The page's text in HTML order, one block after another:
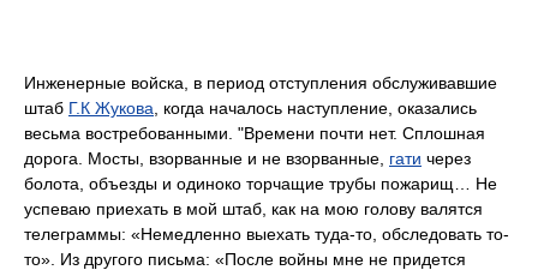
Инженерные войска, в период отступления обслуживавшие
штаб Г.К Жукова , когда началось наступление, оказались
весьма востребованными. "Времени почти нет. Сплошная
дорога. Мосты, взорванные и не взорванные, гати через
болота, объезды и одиноко торчащие трубы пожарищ… Не
успеваю приехать в мой штаб, как на мою голову валятся
телеграммы: «Немедленно выехать туда-то, обследовать то-
то». Из другого письма: «После войны мне не придется